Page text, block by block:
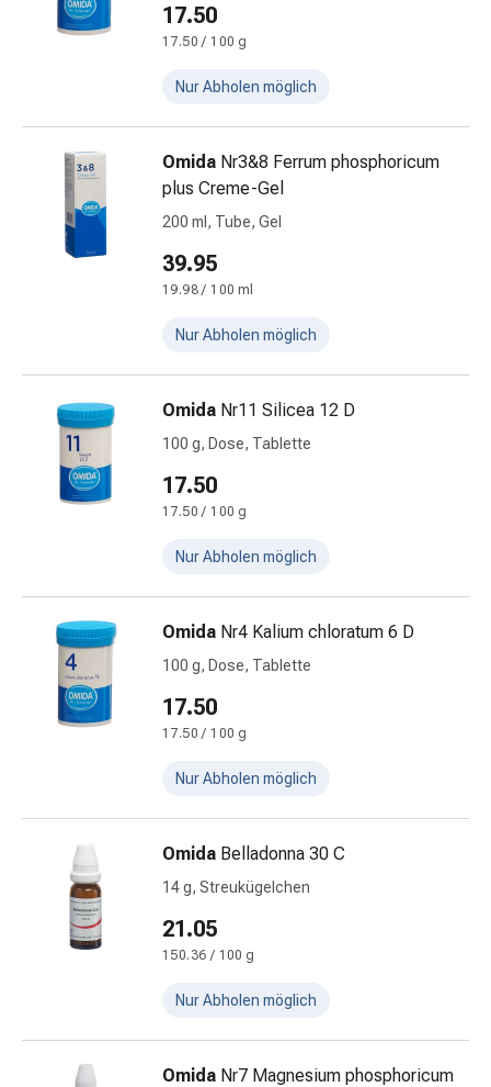
Zubehör
Haarpflege
Conditioner
Kur
Haarbürste
Kamm
Haaröl
Haarstyling
Shampoo
Trockenshampoo
Haarstyling-
Geräte
Hautpflege
Bodylotion
Hautschutz
Körperöl
Anti-
Pflege
Seife
Duschgel
Badezusatz
Schwämme
Intimpflege
Binden
Periodenunterwäsche
Intim-
Intimpflegezubehör
Seife
17.50
17.50 / 100 g
Nur Abholen möglich
Omida Nr3&8 Ferrum phosphoricum
plus Creme-Gel
200 ml, Tube, Gel
39.95
19.98 / 100 ml
Nur Abholen möglich
Omida Nr11 Silicea 12 D
100 g, Dose, Tablette
17.50
17.50 / 100 g
Nur Abholen möglich
Omida Nr4 Kalium chloratum 6 D
100 g, Dose, Tablette
17.50
17.50 / 100 g
Nur Abholen möglich
Omida Belladonna 30 C
14 g, Streukügelchen
21.05
150.36 / 100 g
Nur Abholen möglich
Omida Nr7 Magnesium phosphoricum